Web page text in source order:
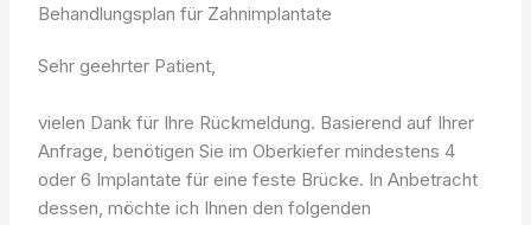
Behandlungsplan für Zahnimplantate
Sehr geehrter Patient,
vielen Dank für Ihre Rückmeldung. Basierend auf Ihrer
Anfrage, benötigen Sie im Oberkiefer mindestens 4
oder 6 Implantate für eine feste Brücke. In Anbetracht
dessen, möchte ich Ihnen den folgenden